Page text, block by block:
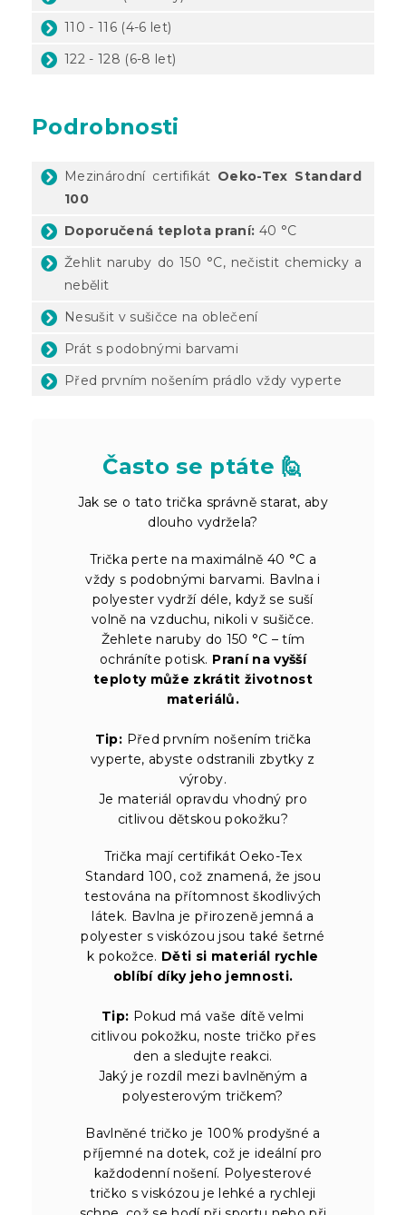
110 - 116 (4-6 let)
122 - 128 (6-8 let)
Podrobnosti
Mezinárodní certifikát Oeko-Tex Standard
100
Doporučená teplota praní: 40 °C
Žehlit naruby do 150 °C, nečistit chemicky a
nebělit
Nesušit v sušičce na oblečení
Prát s podobnými barvami
Před prvním nošením prádlo vždy vyperte
Často se ptáte 🙋
Jak se o tato trička správně starat, aby
dlouho vydržela?
Trička perte na maximálně 40 °C a
vždy s podobnými barvami. Bavlna i
polyester vydrží déle, když se suší
volně na vzduchu, nikoli v sušičce.
Žehlete naruby do 150 °C – tím
ochráníte potisk. Praní na vyšší
teploty může zkrátit životnost
materiálů.
Tip: Před prvním nošením trička
vyperte, abyste odstranili zbytky z
výroby.
Je materiál opravdu vhodný pro
citlivou dětskou pokožku?
Trička mají certifikát Oeko-Tex
Standard 100, což znamená, že jsou
testována na přítomnost škodlivých
látek. Bavlna je přirozeně jemná a
polyester s viskózou jsou také šetrné
k pokožce. Děti si materiál rychle
oblíbí díky jeho jemnosti.
Tip: Pokud má vaše dítě velmi
citlivou pokožku, noste tričko přes
den a sledujte reakci.
Jaký je rozdíl mezi bavlněným a
polyesterovým tričkem?
Bavlněné tričko je 100% prodyšné a
příjemné na dotek, což je ideální pro
každodenní nošení. Polyesterové
tričko s viskózou je lehké a rychleji